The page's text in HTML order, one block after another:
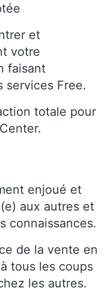
et
votre
faisant
services Free.
totale pour
enjoué et
aux autres et
connaissances.
de la vente en
tous les coups
les autres.